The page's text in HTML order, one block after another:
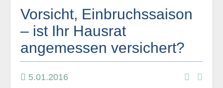
Vorsicht, Einbruchssaison
– ist Ihr Hausrat
angemessen versichert?
5.01.2016